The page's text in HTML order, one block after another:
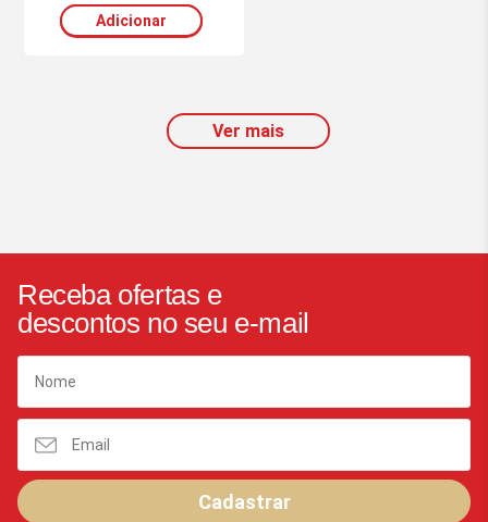
Adicionar
Ver mais
Receba ofertas e
descontos no seu e-mail
Cadastrar